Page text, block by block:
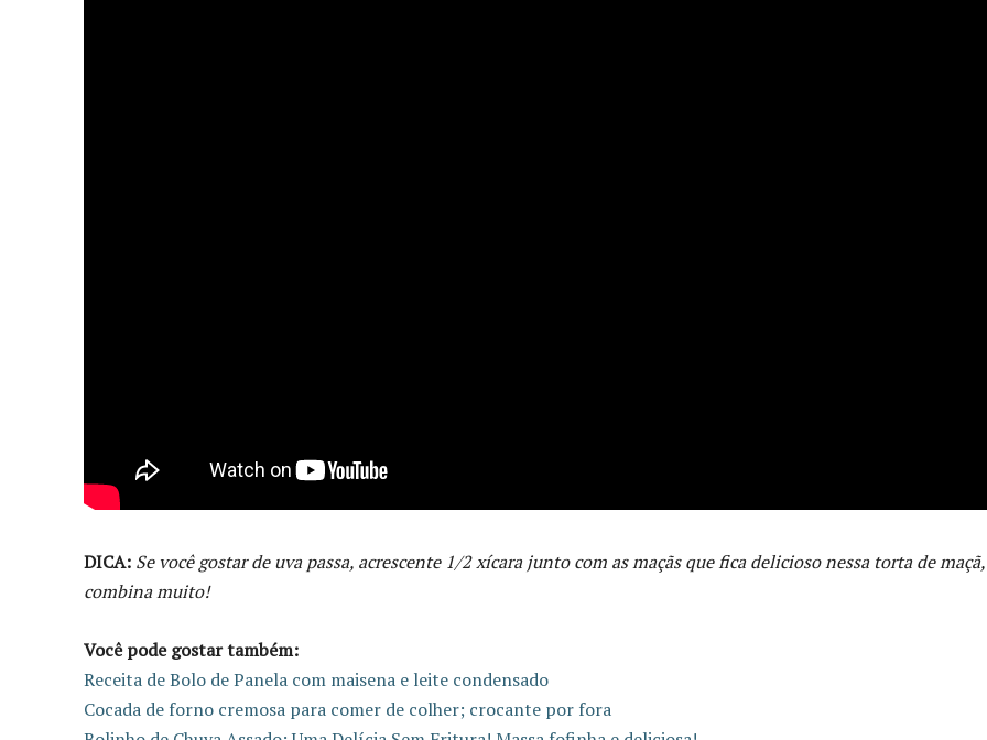
DICA: Se você gostar de uva passa, acrescente 1/2 xícara junto com as maçãs que fica delicioso nessa torta de maçã,
combina muito!
Você pode gostar também:
Receita de Bolo de Panela com maisena e leite condensado
Cocada de forno cremosa para comer de colher; crocante por fora